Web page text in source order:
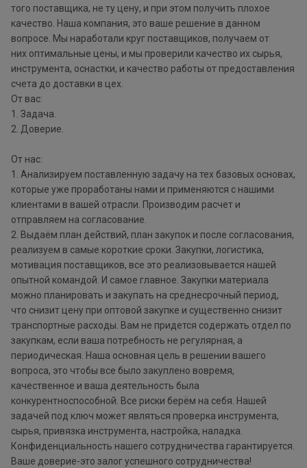
того поставщика, не ту цену, и при этом получить плохое
качество. Наша компания, это ваше решение в данном
вопросе. Мы наработали круг поставщиков, получаем от
них оптимальные цены, и мы проверили качество их сырья,
инструмента, оснастки, и качество работы от предоставления
счета до доставки в цех.
От вас:
1. Задача.
2. Доверие.
От нас:
1. Анализируем поставленную задачу на тех базовых основах,
которые уже проработаны нами и применяются с нашими
клиентами в вашей отрасли. Производим расчет и
отправляем на согласование.
2. Выдаём план действий, план закупок и после согласования,
реализуем в самые короткие сроки. Закупки, логистика,
мотивация поставщиков, все это реализовывается нашей
опытной командой. И самое главное. Закупки материала
можно планировать и закупать на среднесрочный период,
что снизит цену при оптовой закупке и существенно снизит
транспортные расходы. Вам не придется содержать отдел по
закупкам, если ваша потребность не регулярная, а
периодическая. Наша основная цель в решении вашего
вопроса, это чтобы все было закуплено вовремя,
качественное и ваша деятельность была
конкурентноспособной. Все риски берём на себя. Нашей
задачей под ключ может являться проверка инструмента,
сырья, привязка инструмента, настройка, наладка.
Конфиденциальность нашего сотрудничества гарантируется.
Ваше доверие-это залог успешного сотрудничества!